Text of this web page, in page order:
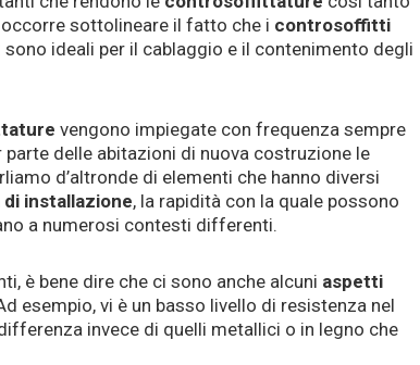
sottolineare il fatto che i controsoffitti
sono ideali per il cablaggio e il contenimento degli
vengono impiegate con frequenza sempre
delle abitazioni di nuova costruzione le
d’altronde di elementi che hanno diversi
installazione, la rapidità con la quale possono
a numerosi contesti differenti.
è bene dire che ci sono anche alcuni aspetti
esempio, vi è un basso livello di resistenza nel
invece di quelli metallici o in legno che